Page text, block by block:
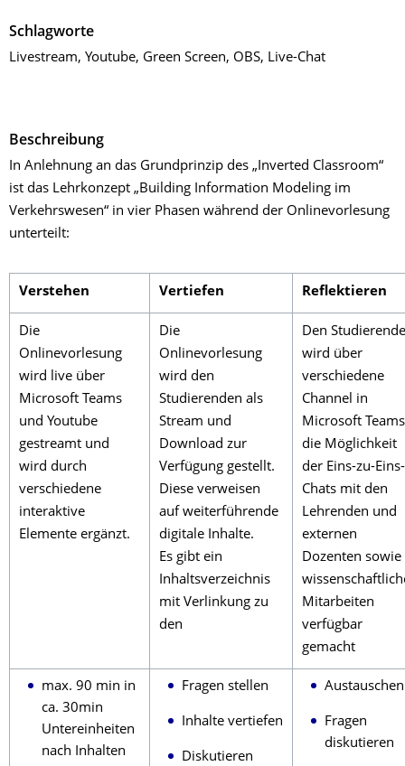
Schlagworte
Livestream, Youtube, Green Screen, OBS, Live-Chat
Beschreibung
In Anlehnung an das Grundprinzip des „Inverted Classroom“
ist das Lehrkonzept „Building Information Modeling im
Verkehrswesen“ in vier Phasen während der Onlinevorlesung
unterteilt:
Verstehen Vertiefen Reflektieren
Die
Onlinevorlesung
wird live über
Microsoft Teams
und Youtube
gestreamt und
wird durch
verschiedene
interaktive
Elemente ergänzt.
Die
Onlinevorlesung
wird den
Studierenden als
Stream und
Download zur
Verfügung gestellt.
Diese verweisen
auf weiterführende
digitale Inhalte.
Es gibt ein
Inhaltsverzeichnis
mit Verlinkung zu
den
Den
wird über
verschiedene
Channel in
Microsoft Teams
die Möglichkeit
der Eins-zu-Eins-
Chats mit den
Lehrenden und
externen
Dozenten sowie
Mitarbeiten
verfügbar
gemacht
max. 90 min in
ca. 30min
Untereinheiten
nach Inhalten
Fragen stellen
Inhalte vertiefen
Diskutieren
Austauschen
Fragen
diskutieren